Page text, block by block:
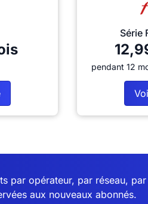
Série
pendant 12
par opérateur, par réseau,
aux nouveaux abonnés.